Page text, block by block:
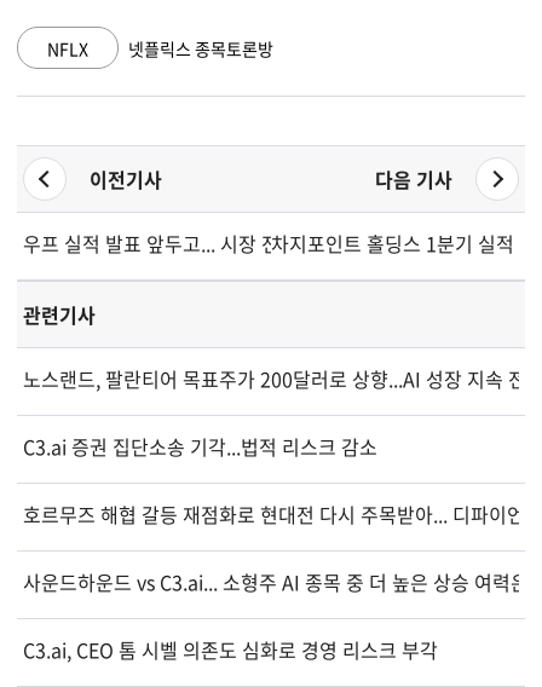
GOOGL
이전기사 다음 기사
우프 실적 발표 앞두고... 시장 전망은?차지포인트 홀딩스 1분기 실적
관련기사
노스랜드, 팔란티어 목표주가 200달러로 상향...AI 성장 지속 전
C3.ai 증권 집단소송 기각...법적 리스크 감소
호르무즈 해협 갈등 재점화로 현대전 다시 주목받아... 디파이언
사운드하운드 vs C3.ai... 소형주 AI 종목 중 더 높은 상승 여력은
C3.ai, CEO 톰 시벨 의존도 심화로 경영 리스크 부각